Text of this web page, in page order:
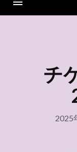
チ
2025